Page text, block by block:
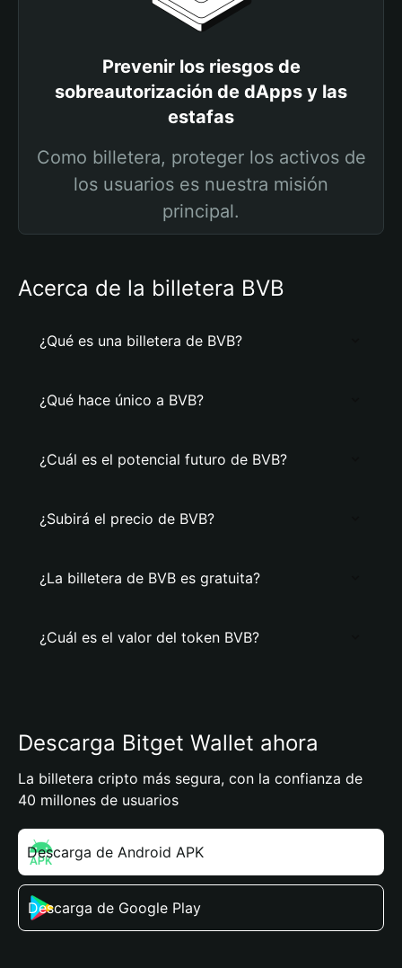
Prevenir los riesgos de
sobreautorización de dApps y las
estafas
Como billetera, proteger los activos de
los usuarios es nuestra misión
principal.
Acerca de la billetera BVB
¿Qué es una billetera de BVB?
¿Qué hace único a BVB?
¿Cuál es el potencial futuro de BVB?
¿Subirá el precio de BVB?
¿La billetera de BVB es gratuita?
¿Cuál es el valor del token BVB?
Descarga Bitget Wallet ahora
La billetera cripto más segura, con la confianza de
40 millones de usuarios
Descarga de Android APK
Descarga de Google Play